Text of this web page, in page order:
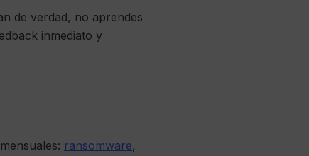
de verdad, no aprendes
inmediato y
ransomware,